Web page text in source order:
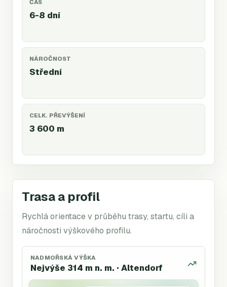
ČAS
6-8 dní
NÁROČNOST
Střední
CELK. PŘEVÝŠENÍ
3 600 m
Trasa a profil
Rychlá orientace v průběhu trasy, startu, cíli a
náročnosti výškového profilu.
NADMOŘSKÁ VÝŠKA
Nejvýše 314 m n. m. · Altendorf